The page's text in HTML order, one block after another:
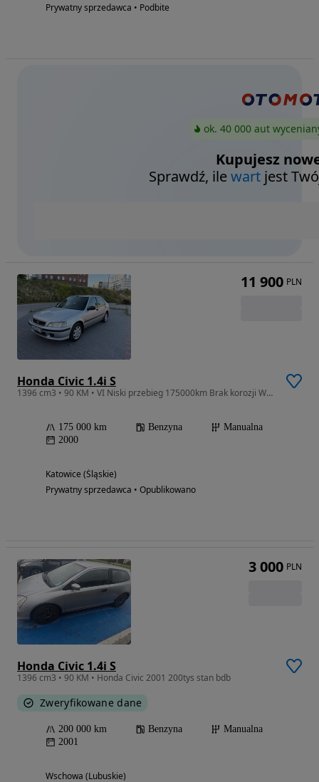
Prywatny sprzedawca • Podbite
ok. 40 000 aut
Kupujesz
Sprawdź, ilewart jest
Honda Civic 1.4i S
1396 cm3 • 90 KM • VI Niski przebieg 175000km Brak korozji Wzorowy stan
175 000 km Benzyna
Manualna
2000
Katowice (Śląskie)
Prywatny sprzedawca • Opublikowano
11 900 PLN
Honda Civic 1.4i S
1396 cm3 • 90 KM • Honda Civic 2001 200tys stan bdb
Zweryfikowane dane
200 000 km Benzyna
Manualna
2001
Wschowa (Lubuskie)
3 000 PLN